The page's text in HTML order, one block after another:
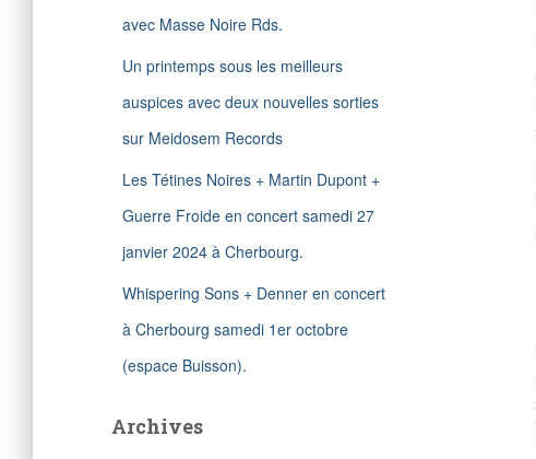
avec Masse Noire Rds.
Un printemps sous les meilleurs
auspices avec deux nouvelles sorties
sur Meidosem Records
Les Tétines Noires + Martin Dupont +
Guerre Froide en concert samedi 27
janvier 2024 à Cherbourg.
Whispering Sons + Denner en concert
à Cherbourg samedi 1er octobre
(espace Buisson).
Archives